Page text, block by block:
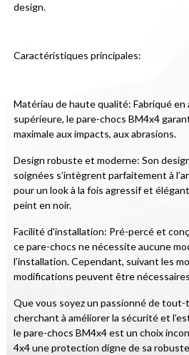
design.
Caractéristiques principales:
Matériau de haute qualité: Fabriqué en
supérieure, le pare-chocs BM4x4
maximale aux impacts, aux abrasions.
Design robuste et moderne: Son
soignées s’intègrent parfaitement à
pour un look à la fois agressif et
peint en noir.
Facilité d'installation: Pré-percé et
ce pare-chocs ne nécessite aucune
l’installation. Cependant, suivant les
modifications peuvent être
Que vous soyez un passionné de
cherchant à améliorer la sécurité et
le pare-chocs BM4x4 est un choix
4x4 une protection digne de sa